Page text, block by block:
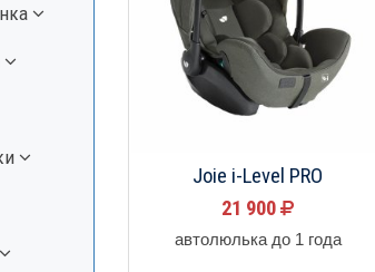
Joie i-Level PRO
21 900
автолюлька до 1 года